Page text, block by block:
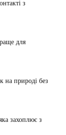
з
для
на природі без
захоплює з